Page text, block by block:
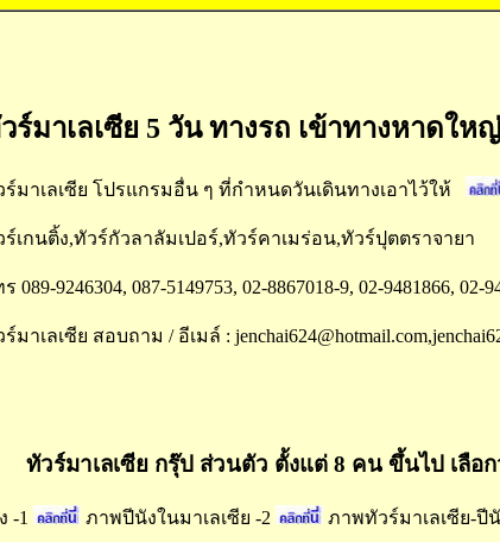
ร์มาเลเซีย 5 วัน ทางรถ เข้าทางหาดใหญ่
ร์มาเลเซีย โปรแกรมอื่น ๆ ที่กำหนดวันเดินทางเอาไว้ให้
ร์เกนติ้ง,ทัวร์กัวลาลัมเปอร์,ทัวร์คาเมร่อน,ทัวร์ปุตตราจายา
089-9246304, 087-5149753, 02-8867018-9, 02-9481866, 02-
มาเลเซีย สอบถาม / อีเมล์ :
ทัวร์มาเลเซีย กรุ๊ป ส่วนตัว ตั้งแต่ 8 คน ขึ้นไป เลือ
-1 ภาพปีนังในมาเลเซีย -2 ภาพทัวร์มาเลเซีย-ปี